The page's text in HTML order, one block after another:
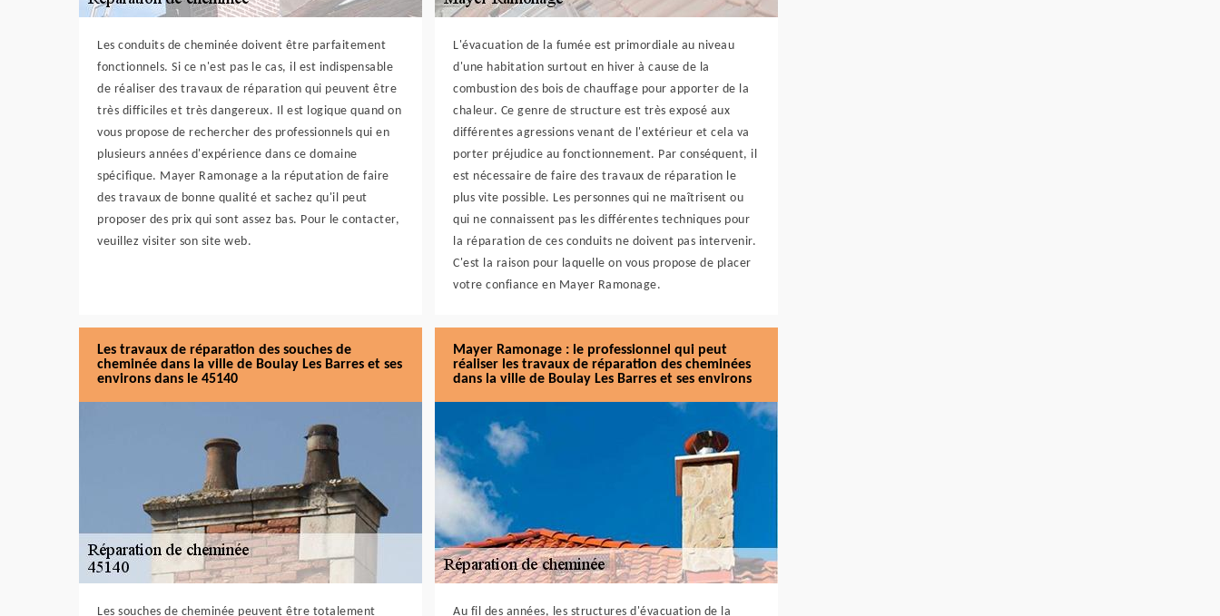
Les conduits de cheminée doivent être parfaitement
fonctionnels. Si ce n'est pas le cas, il est indispensable
de réaliser des travaux de réparation qui peuvent être
très difficiles et très dangereux. Il est logique quand on
vous propose de rechercher des professionnels qui en
plusieurs années d'expérience dans ce domaine
spécifique. Mayer Ramonage a la réputation de faire
des travaux de bonne qualité et sachez qu'il peut
proposer des prix qui sont assez bas. Pour le contacter,
veuillez visiter son site web.
L'évacuation de la fumée est primordiale au niveau
d'une habitation surtout en hiver à cause de la
combustion des bois de chauffage pour apporter de la
chaleur. Ce genre de structure est très exposé aux
différentes agressions venant de l'extérieur et cela va
porter préjudice au fonctionnement. Par conséquent, il
est nécessaire de faire des travaux de réparation le
plus vite possible. Les personnes qui ne maîtrisent ou
qui ne connaissent pas les différentes techniques pour
la réparation de ces conduits ne doivent pas intervenir.
C'est la raison pour laquelle on vous propose de placer
votre confiance en Mayer Ramonage.
Les travaux de réparation des souches de
cheminée dans la ville de Boulay Les Barres et ses
environs dans le 45140
Les souches de cheminée peuvent être totalement
Mayer Ramonage : le professionnel qui peut
réaliser les travaux de réparation des cheminées
dans la ville de Boulay Les Barres et ses environs
Au fil des années, les structures d'évacuation de la